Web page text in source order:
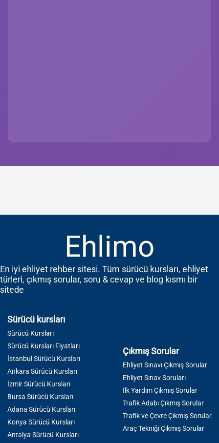
Ehlimo
En iyi ehliyet rehber sitesi. Tüm sürücü kursları, ehliyet
türleri, çıkmış sorular, soru & cevap ve blog kısmı bir
sitede
Sürücü kursları
Sürücü Kursları
Sürücü Kursları Fiyatları
İstanbul Sürücü Kursları
Ankara Sürücü Kursları
İzmir Sürücü Kursları
Bursa Sürücü Kursları
Adana Sürücü Kursları
Konya Sürücü Kursları
Antalya Sürücü Kursları
Çıkmış Sorular
Ehliyet Sınavı Çıkmış Sorular
Ehliyet Sınav Soruları
İlk Yardım Çıkmış Sorular
Trafik Adabı Çıkmış Sorular
Trafik ve Çevre Çıkmış Sorular
Araç Tekniği Çıkmış Sorular